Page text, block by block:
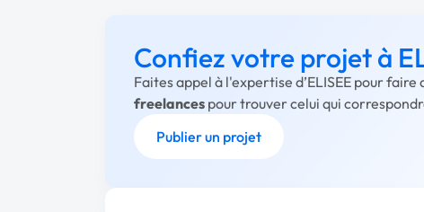
Confiez votre projet à
Faites appel à l'expertise d’ELISEE pour
freelances pour trouver celui qui
Publier un projet